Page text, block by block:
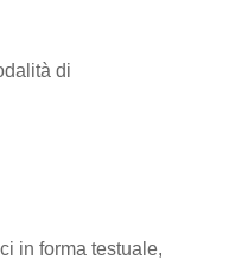
di
in forma testuale,